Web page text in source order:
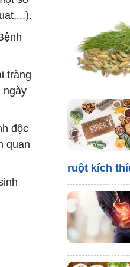
tràng
ngày
độc
quan
ruột kích